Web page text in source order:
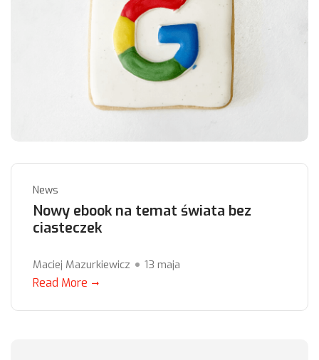
News
Nowy ebook na temat świata bez
ciasteczek
Maciej Mazurkiewicz 13 maja
Read More